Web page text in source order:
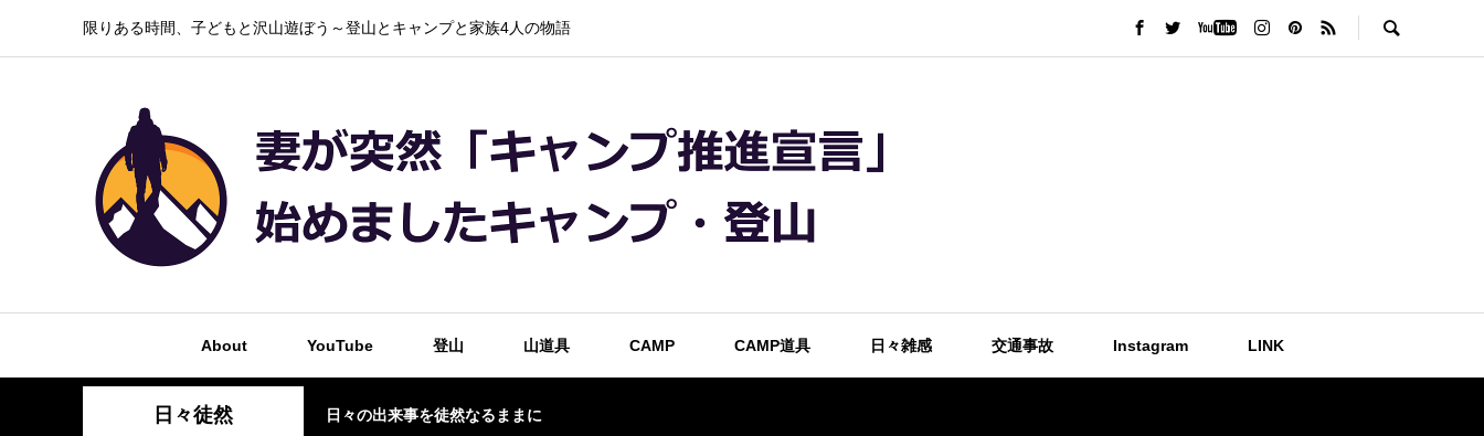
限りある時間、子どもと沢山遊ぼう～登山とキャンプと家族4人の物語
About YouTube 登山 山道具 CAMP CAMP道具 日々雑感 交通事故 Instagram LINK
日々徒然 日々の出来事を徒然なるままに